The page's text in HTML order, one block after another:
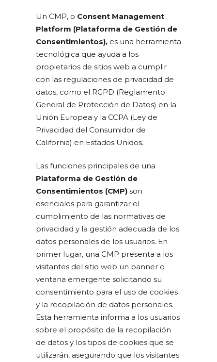
Un CMP, o Consent Management
Platform (Plataforma de Gestión de
Consentimientos), es una herramienta
tecnológica que ayuda a los
propietarios de sitios web a cumplir
con las regulaciones de privacidad de
datos, como el RGPD (Reglamento
General de Protección de Datos) en la
Unión Europea y la CCPA (Ley de
Privacidad del Consumidor de
California) en Estados Unidos.
Las funciones principales de una
Plataforma de Gestión de
Consentimientos (CMP) son
esenciales para garantizar el
cumplimiento de las normativas de
privacidad y la gestión adecuada de los
datos personales de los usuarios. En
primer lugar, una CMP presenta a los
visitantes del sitio web un banner o
ventana emergente solicitando su
consentimiento para el uso de cookies
y la recopilación de datos personales.
Esta herramienta informa a los usuarios
sobre el propósito de la recopilación
de datos y los tipos de cookies que se
utilizarán, asegurando que los visitantes